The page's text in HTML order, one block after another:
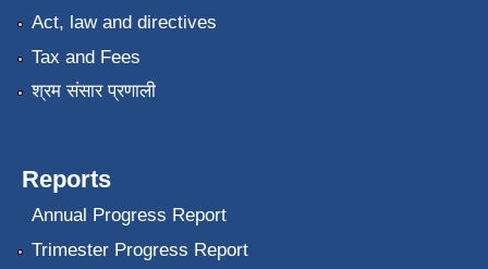
Act, law and directives
Tax and Fees
श्रम संसार प्रणाली
Reports
Annual Progress Report
Trimester Progress Report